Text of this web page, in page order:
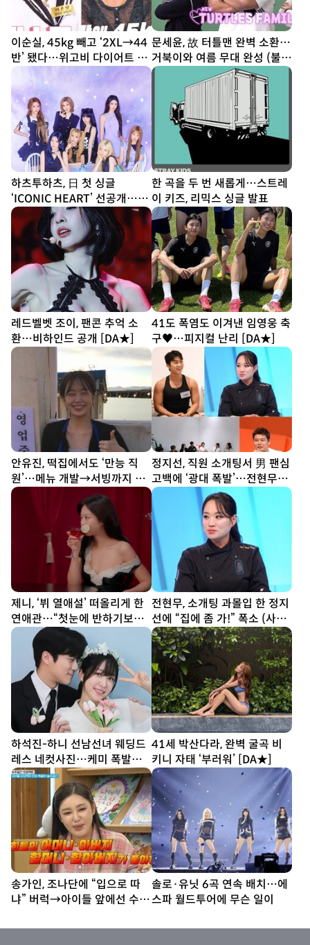
이순실, 45kg 빼고 ‘2XL→44
반’ 됐다…위고비 다이어트 결
문세윤, 故 터틀맨 완벽 소환…
거북이와 여름 무대 완성 (불후
의 명곡)
하츠투하츠, 日 첫 싱글
‘ICONIC HEART’ 선공개…짜
릿한 설렘 담았다
한 곡을 두 번 새롭게…스트레
이 키즈, 리믹스 싱글 발표
레드벨벳 조이, 팬콘 추억 소
환…비하인드 공개 [DA★]
41도 폭염도 이겨낸 임영웅 축
구♥…피지컬 난리 [DA★]
안유진, 떡집에서도 ‘만능 직
원’…메뉴 개발→서빙까지 똑
부러지네 (우주떡집)
정지선, 직원 소개팅서 男 팬심
고백에 ‘광대 폭발’…전현무
“집에 좀 가!” (사당귀)
제니, ‘뷔 열애설’ 떠올리게 한
연애관…“첫눈에 반하기보다
친구부터” [SD톡톡]
전현무, 소개팅 과몰입 한 정지
선에 “집에 좀 가!” 폭소 (사당
귀)
하석진-하니 선남선녀 웨딩드
레스 네컷사진…케미 폭발
[DA★]
41세 박산다라, 완벽 굴곡 비
키니 자태 ‘부러워’ [DA★]
송가인, 조나단에 “입으로 따
냐” 버럭→아이들 앞에선 수줍
솔로·유닛 6곡 연속 배치…에
스파 월드투어에 무슨 일이